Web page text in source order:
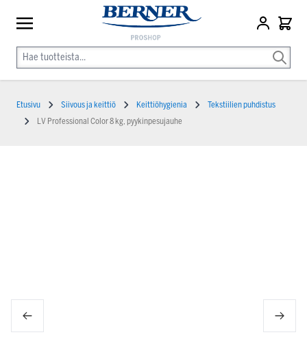
Etusivu Siivous ja keittiö Keittiöhygienia
Tekstiilien puhdistus
LV Professional Color 8 kg, pyykinpesujauhe